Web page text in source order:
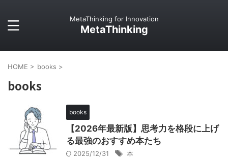
MetaThinking for Innovation
MetaThinking
HOME > books >
books
books
【2026年最新版】思考力を格段に上げ
る最強のおすすめ本たち
2025/12/31 本